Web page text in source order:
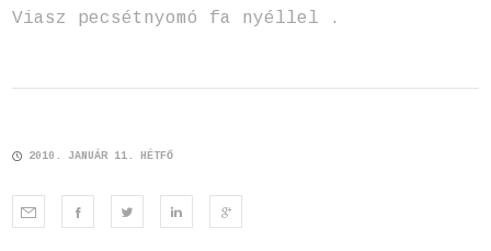
Viasz pecsétnyomó fa nyéllel .
2010. JANUÁR 11. HÉTFŐ